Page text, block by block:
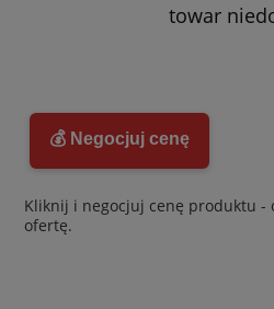
towar
💰 Negocjuj cenę
Kliknij i negocjuj cenę produktu
ofertę.